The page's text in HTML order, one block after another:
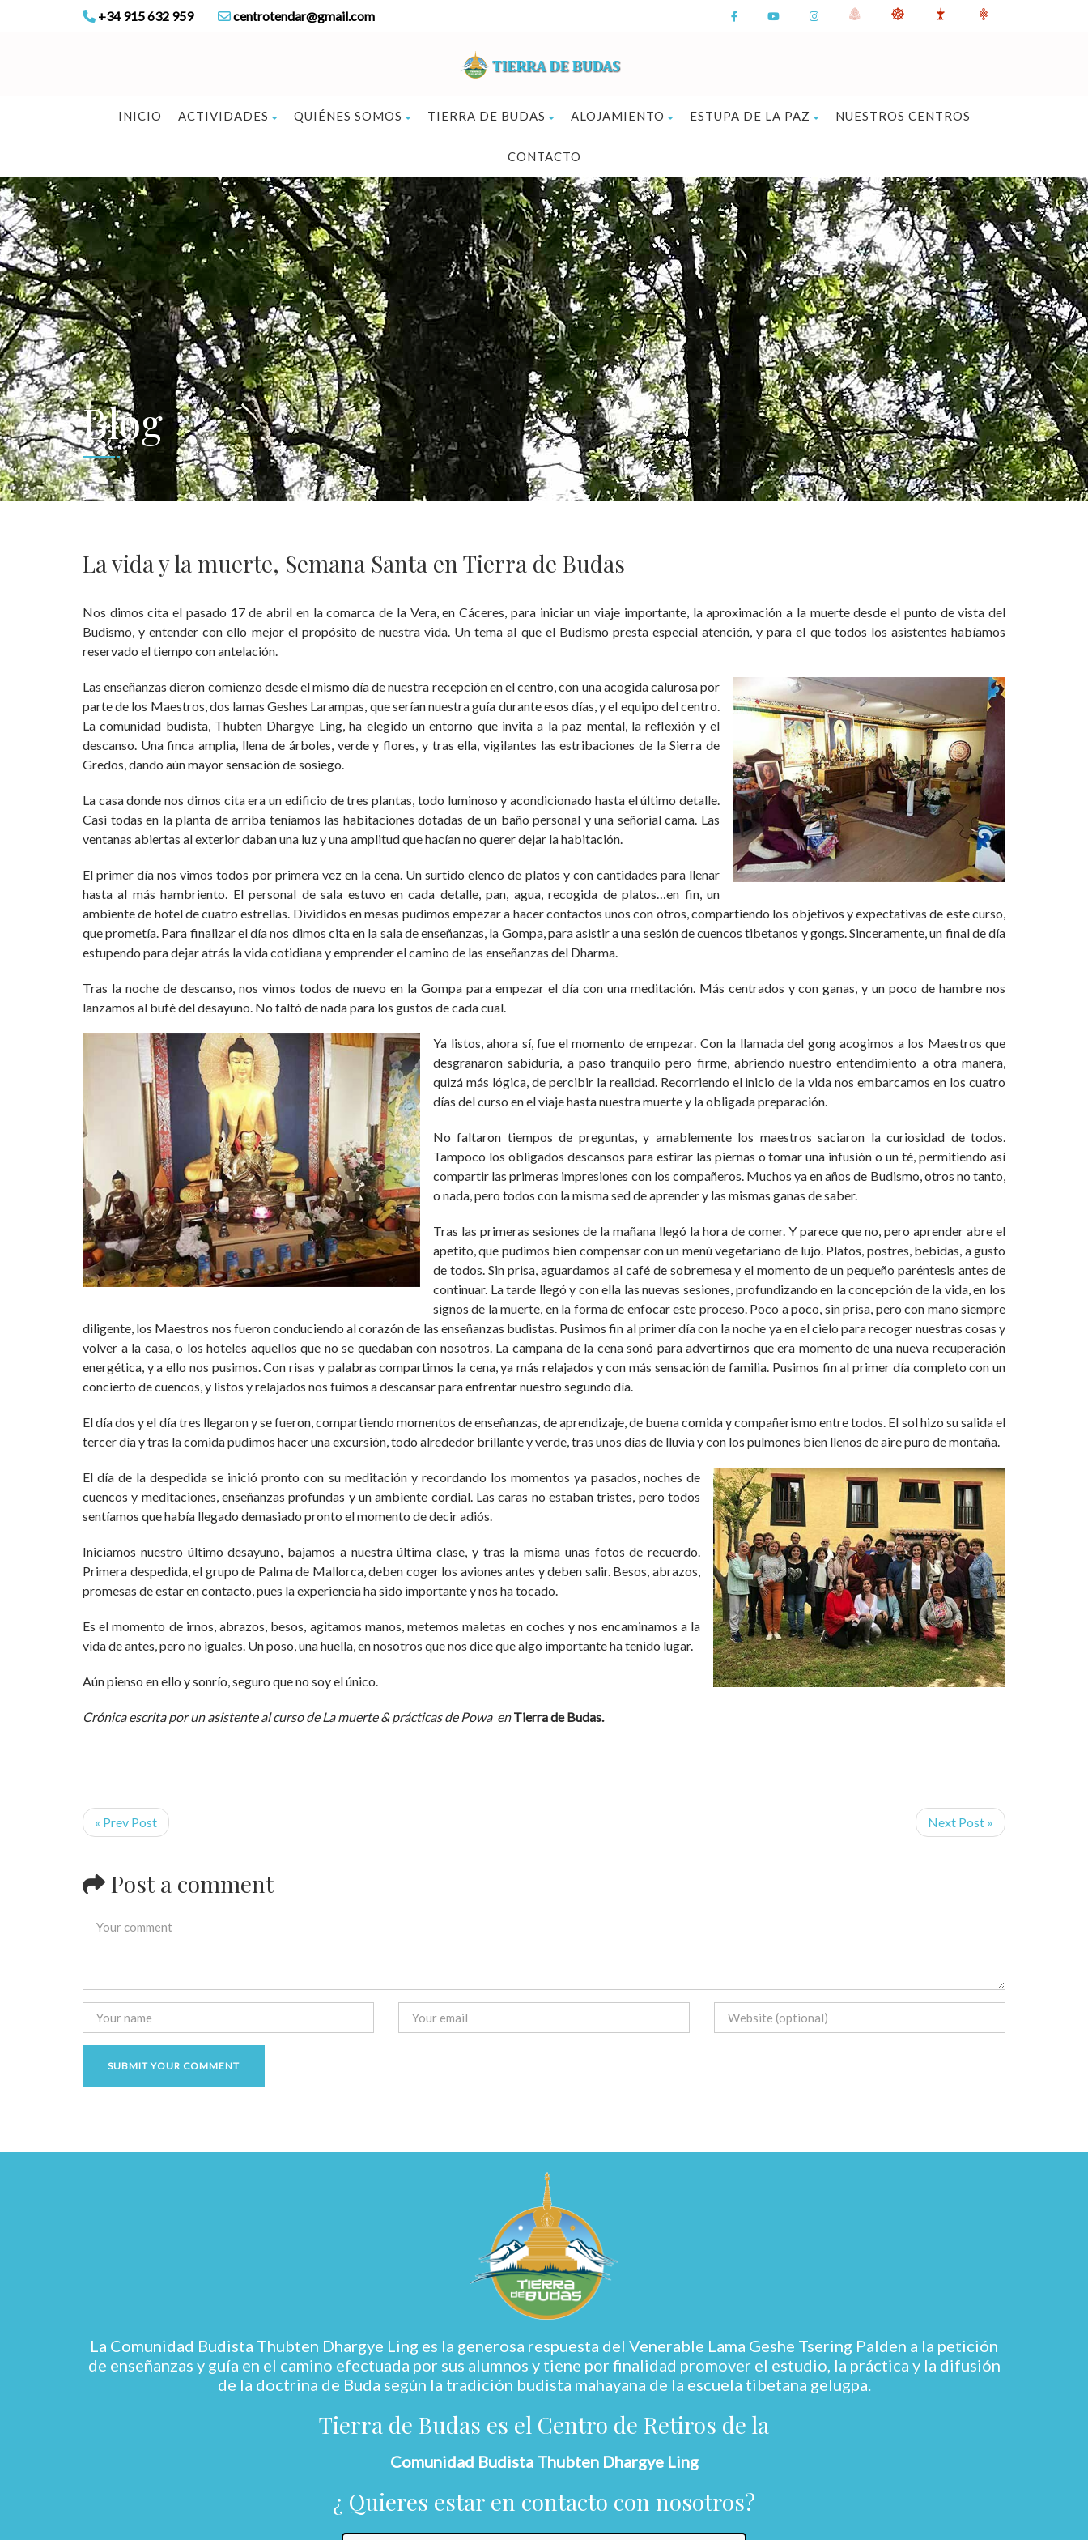
+34 915 632 959 centrotendar@gmail.com
INICIO ACTIVIDADES QUIÉNES SOMOS TIERRA DE BUDAS ALOJAMIENTO ESTUPA DE LA PAZ NUESTROS CENTROS
CONTACTO
Blog
La vida y la muerte, Semana Santa en Tierra de Budas
Nos dimos cita el pasado 17 de abril en la comarca de la Vera, en Cáceres, para iniciar un viaje importante, la aproximación a la muerte desde el punto de vista del
Budismo, y entender con ello mejor el propósito de nuestra vida. Un tema al que el Budismo presta especial atención, y para el que todos los asistentes habíamos
reservado el tiempo con antelación.
Las enseñanzas dieron comienzo desde el mismo día de nuestra recepción en el centro, con una acogida calurosa por
parte de los Maestros, dos lamas Geshes Larampas, que serían nuestra guía durante esos días, y el equipo del centro.
La comunidad budista, Thubten Dhargye Ling, ha elegido un entorno que invita a la paz mental, la reflexión y el
descanso. Una finca amplia, llena de árboles, verde y flores, y tras ella, vigilantes las estribaciones de la Sierra de
Gredos, dando aún mayor sensación de sosiego.
La casa donde nos dimos cita era un edificio de tres plantas, todo luminoso y acondicionado hasta el último detalle.
Casi todas en la planta de arriba teníamos las habitaciones dotadas de un baño personal y una señorial cama. Las
ventanas abiertas al exterior daban una luz y una amplitud que hacían no querer dejar la habitación.
El primer día nos vimos todos por primera vez en la cena. Un surtido elenco de platos y con cantidades para llenar
hasta al más hambriento. El personal de sala estuvo en cada detalle, pan, agua, recogida de platos…en fin, un
ambiente de hotel de cuatro estrellas. Divididos en mesas pudimos empezar a hacer contactos unos con otros, compartiendo los objetivos y expectativas de este curso,
que prometía. Para finalizar el día nos dimos cita en la sala de enseñanzas, la Gompa, para asistir a una sesión de cuencos tibetanos y gongs. Sinceramente, un final de día
estupendo para dejar atrás la vida cotidiana y emprender el camino de las enseñanzas del Dharma.
Tras la noche de descanso, nos vimos todos de nuevo en la Gompa para empezar el día con una meditación. Más centrados y con ganas, y un poco de hambre nos
lanzamos al bufé del desayuno. No faltó de nada para los gustos de cada cual.
Ya listos, ahora sí, fue el momento de empezar. Con la llamada del gong acogimos a los Maestros que
desgranaron sabiduría, a paso tranquilo pero firme, abriendo nuestro entendimiento a otra manera,
quizá más lógica, de percibir la realidad. Recorriendo el inicio de la vida nos embarcamos en los cuatro
días del curso en el viaje hasta nuestra muerte y la obligada preparación.
No faltaron tiempos de preguntas, y amablemente los maestros saciaron la curiosidad de todos.
Tampoco los obligados descansos para estirar las piernas o tomar una infusión o un té, permitiendo así
compartir las primeras impresiones con los compañeros. Muchos ya en años de Budismo, otros no tanto,
o nada, pero todos con la misma sed de aprender y las mismas ganas de saber.
Tras las primeras sesiones de la mañana llegó la hora de comer. Y parece que no, pero aprender abre el
apetito, que pudimos bien compensar con un menú vegetariano de lujo. Platos, postres, bebidas, a gusto
de todos. Sin prisa, aguardamos al café de sobremesa y el momento de un pequeño paréntesis antes de
continuar. La tarde llegó y con ella las nuevas sesiones, profundizando en la concepción de la vida, en los
signos de la muerte, en la forma de enfocar este proceso. Poco a poco, sin prisa, pero con mano siempre
diligente, los Maestros nos fueron conduciendo al corazón de las enseñanzas budistas. Pusimos fin al primer día con la noche ya en el cielo para recoger nuestras cosas y
volver a la casa, o los hoteles aquellos que no se quedaban con nosotros. La campana de la cena sonó para advertirnos que era momento de una nueva recuperación
energética, y a ello nos pusimos. Con risas y palabras compartimos la cena, ya más relajados y con más sensación de familia. Pusimos fin al primer día completo con un
concierto de cuencos, y listos y relajados nos fuimos a descansar para enfrentar nuestro segundo día.
El día dos y el día tres llegaron y se fueron, compartiendo momentos de enseñanzas, de aprendizaje, de buena comida y compañerismo entre todos. El sol hizo su salida el
tercer día y tras la comida pudimos hacer una excursión, todo alrededor brillante y verde, tras unos días de lluvia y con los pulmones bien llenos de aire puro de montaña.
El día de la despedida se inició pronto con su meditación y recordando los momentos ya pasados, noches de
cuencos y meditaciones, enseñanzas profundas y un ambiente cordial. Las caras no estaban tristes, pero todos
sentíamos que había llegado demasiado pronto el momento de decir adiós.
Iniciamos nuestro último desayuno, bajamos a nuestra última clase, y tras la misma unas fotos de recuerdo.
Primera despedida, el grupo de Palma de Mallorca, deben coger los aviones antes y deben salir. Besos, abrazos,
promesas de estar en contacto, pues la experiencia ha sido importante y nos ha tocado.
Es el momento de irnos, abrazos, besos, agitamos manos, metemos maletas en coches y nos encaminamos a la
vida de antes, pero no iguales. Un poso, una huella, en nosotros que nos dice que algo importante ha tenido lugar.
Aún pienso en ello y sonrío, seguro que no soy el único.
Crónica escrita por un asistente al curso de La muerte & prácticas de Powa enTierra de Budas.
« Prev Post Next Post »
Post a comment
La Comunidad Budista Thubten Dhargye Ling es la generosa respuesta del Venerable Lama Geshe Tsering Palden a la petición
de enseñanzas y guía en el camino efectuada por sus alumnos y tiene por finalidad promover el estudio, la práctica y la difusión
de la doctrina de Buda según la tradición budista mahayana de la escuela tibetana gelugpa.
Tierra de Budas es el Centro de Retiros de la
Comunidad Budista Thubten Dhargye Ling
¿ Quieres estar en contacto con nosotros?